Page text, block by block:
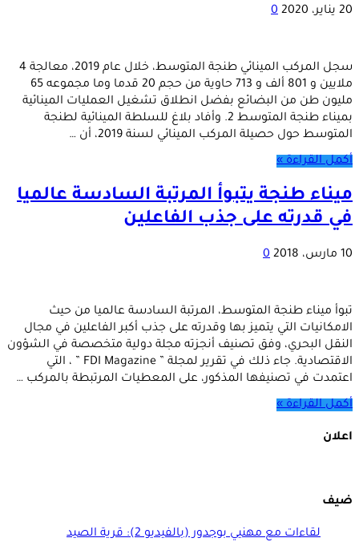
20 يناير، 2020 0
سجل المركب المينائي طنجة المتوسط، خلال عام 2019، معالجة 4
ملايين و 801 ألف و 713 حاوية من حجم 20 قدما وما مجموعه 65
مليون طن من البضائع بفضل انطلاق تشغيل العمليات المينائية
بميناء طنجة المتوسط 2. وأفاد بلاغ للسلطة المينائية لطنجة
المتوسط حول حصيلة المركب المينائي لسنة 2019، أن …
أكمل القراءة »
ميناء طنجة يتبوأ المرتبة السادسة عالميا
في قدرته على جذب الفاعلين
10 مارس، 2018 0
تبوأ ميناء طنجة المتوسط، المرتبة السادسة عالميا من حيث
الامكانيات التي يتميز بها وقدرته على جذب أكبر الفاعلين في مجال
النقل البحري، وفق تصنيف أنجزته مجلة دولية متخصصة في الشؤون
الاقتصادية. جاء ذلك في تقرير لمجلة ” FDI Magazine ” ، التي
اعتمدت في تصنيفها المذكور، على المعطيات المرتبطة بالمركب …
أكمل القراءة »
اعلان
ضيف
لقاءات مع مهنيي بوجدور (بالفيديو 2): قرية الصيد